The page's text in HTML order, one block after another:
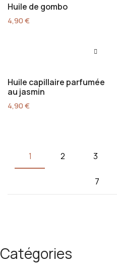
Huile de gombo
4,90€
Huile capillaire parfumée
au jasmin
4,90€
1 2 3
7
Catégories